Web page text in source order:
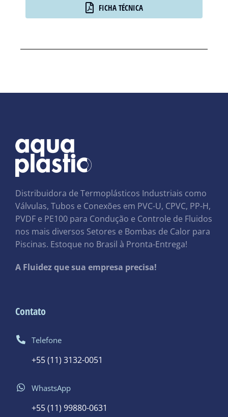
FICHA TÉCNICA
Distribuidora de Termoplásticos Industriais como
Válvulas, Tubos e Conexões em PVC-U, CPVC, PP-H,
PVDF e PE100 para Condução e Controle de Fluidos
nos mais diversos Setores e Bombas de Calor para
Piscinas. Estoque no Brasil à Pronta-Entrega!
A Fluidez que sua empresa precisa!
Contato
Telefone
+55 (11) 3132-0051
WhastsApp
+55 (11) 99880-0631